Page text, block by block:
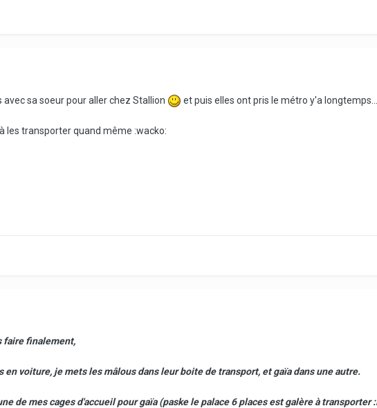
sa soeur pour aller chez Stallion et puis elles ont pris le métro y'a
les transporter quand même :wacko:
faire finalement,
en voiture, je mets les mâlous dans leur boite de transport, et gaïa dans une autre.
de mes cages d'accueil pour gaïa (paske le palace 6 places est galère à